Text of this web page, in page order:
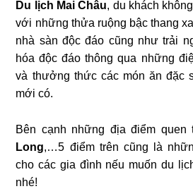
Du lịch Mai Châu, du khách
với những thửa ruộng bậc thang
nhà sàn độc đáo cũng như trải
hóa độc đáo thông qua những
và thưởng thức các món ăn đặc
mới có.
Bên cạnh những địa điểm
Long,…5 điểm trên cũng là
cho các gia đình nếu muốn du
nhé!